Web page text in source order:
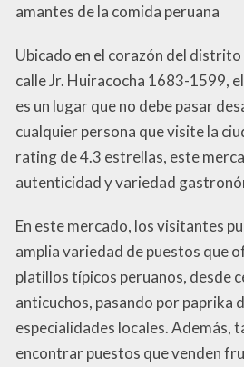
amantes de la comida peruana
Ubicado en el corazón del distrito
calle Jr. Huiracocha 1683-1599,
es un lugar que no debe pasar
cualquier persona que visite la
rating de 4.3 estrellas, este
autenticidad y variedad
En este mercado, los visitantes
amplia variedad de puestos que
platillos típicos peruanos, desde
anticuchos, pasando por paprika
especialidades locales. Además,
encontrar puestos que venden